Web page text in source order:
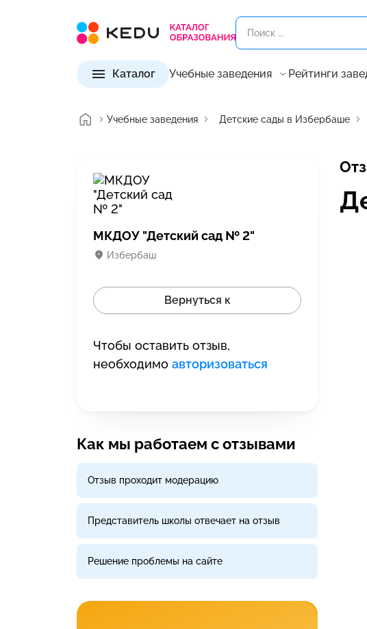
Каталог Учебные заведения Рейтинги
Учебные заведения Детские сады в Избербаше
МКДОУ "Детский сад № 2"
Избербаш
Вернуться к
Чтобы оставить отзыв,
необходимо авторизоваться
Как мы работаем с отзывами
Отзыв проходит модерацию
Представитель школы отвечает на отзыв
Решение проблемы на сайте